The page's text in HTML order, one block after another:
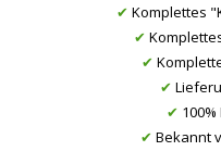
✔ Komplettes
✔
✔
✔
✔
✔ Bekannt